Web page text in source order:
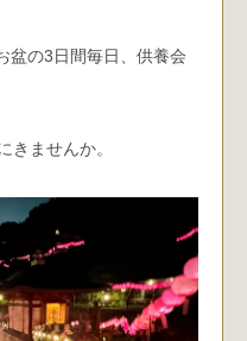
盆の3日間毎日、供養会
きませんか。